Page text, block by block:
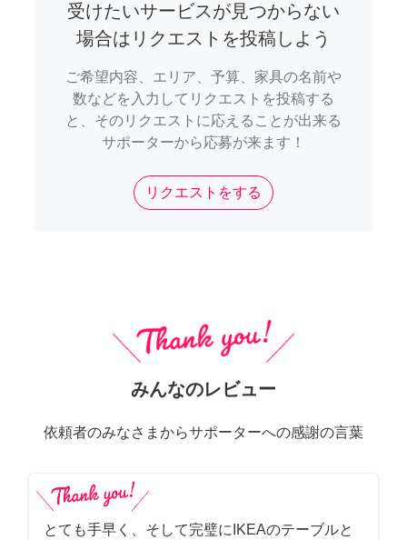
受けたいサービスが見つからない
場合はリクエストを投稿しよう
ご希望内容、エリア、予算、家具の名前や
数などを入力してリクエストを投稿する
と、そのリクエストに応えることが出来る
サポーターから応募が来ます！
リクエストをする
みんなのレビュー
依頼者のみなさまからサポーターへの感謝の言葉
とても手早く、そして完璧にIKEAのテーブルと